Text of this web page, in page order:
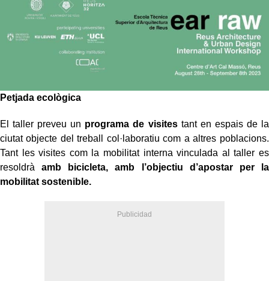
Petjada ecològica
El taller preveu un programa de visitestant en espais de la
ciutat objecte del treball col·laboratiu com a altres poblacions.
Tant les visites com la mobilitat interna vinculada al taller es
resoldràamb bicicleta, amb l’objectiu d’apostar per la
mobilitat sostenible.